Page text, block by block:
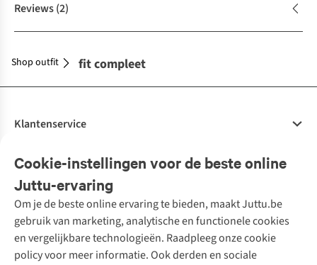
Reviews(2)
Maak je outfit compleet
Shop outfit
Cookie-instellingen voor de beste online
Juttu-ervaring
Om je de beste online ervaring te bieden, maakt Juttu.be
gebruik van marketing, analytische en functionele cookies
en vergelijkbare technologieën. Raadpleeg onze cookie
policy voor meer informatie. Ook derden en sociale
Klantenservice
Bestellen
Betalen
10% studentenkorting
Klarna - achteraf betalen
Levering
Retourneren
Onze diensten
Tweedehands - ReJUsed
Kledingatelier
Personal shopping
Textielbox
Juttu
Over ons
Juttu Friends
Merken